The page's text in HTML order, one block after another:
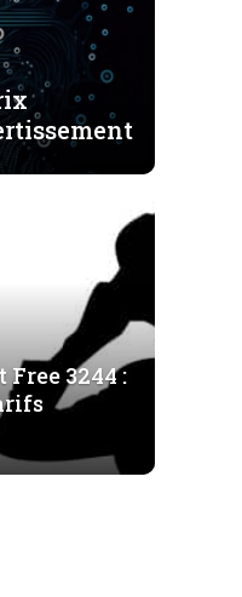
3244 :